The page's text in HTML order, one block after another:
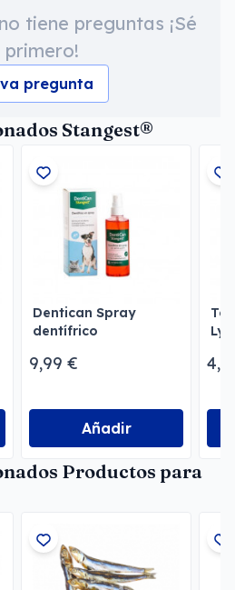
tiene preguntas ¡Sé
primero!
pregunta
Stangest®
Dentican Spray
dentífrico
9,99 €
Añadir
Productos para